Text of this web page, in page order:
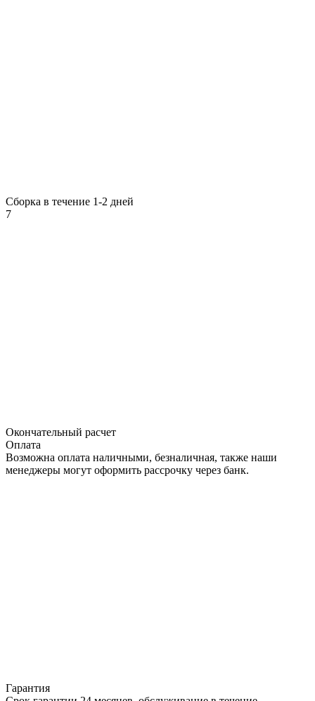
Сборка в течение 1-2 дней
7
Окончательный расчет
Оплата
Возможна оплата наличными, безналичная, также наши
менеджеры могут оформить рассрочку через банк.
Гарантия